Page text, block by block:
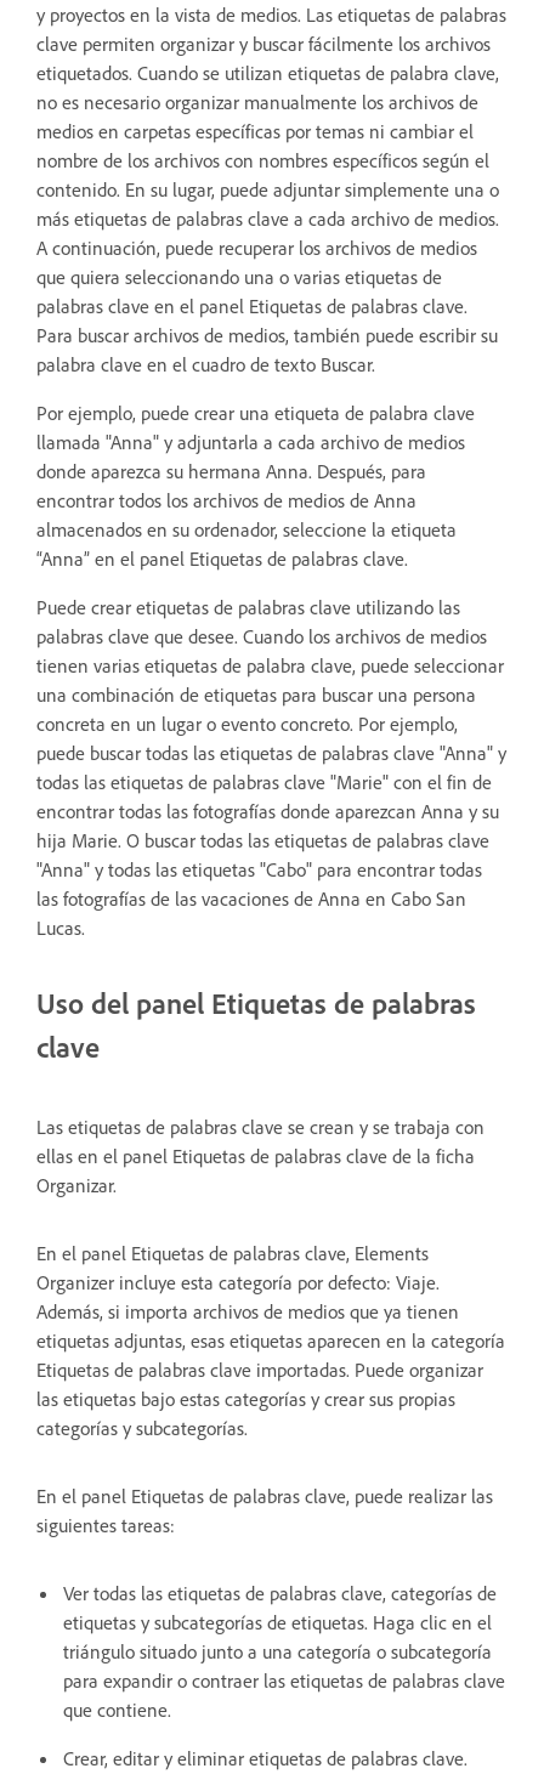
y proyectos en la vista de medios. Las etiquetas de palabras
clave permiten organizar y buscar fácilmente los archivos
etiquetados. Cuando se utilizan etiquetas de palabra clave,
no es necesario organizar manualmente los archivos de
medios en carpetas específicas por temas ni cambiar el
nombre de los archivos con nombres específicos según el
contenido. En su lugar, puede adjuntar simplemente una o
más etiquetas de palabras clave a cada archivo de medios.
A continuación, puede recuperar los archivos de medios
que quiera seleccionando una o varias etiquetas de
palabras clave en el panel Etiquetas de palabras clave.
Para buscar archivos de medios, también puede escribir su
palabra clave en el cuadro de texto Buscar.
Por ejemplo, puede crear una etiqueta de palabra clave
llamada "Anna" y adjuntarla a cada archivo de medios
donde aparezca su hermana Anna. Después, para
encontrar todos los archivos de medios de Anna
almacenados en su ordenador, seleccione la etiqueta
“Anna” en el panel Etiquetas de palabras clave.
Puede crear etiquetas de palabras clave utilizando las
palabras clave que desee. Cuando los archivos de medios
tienen varias etiquetas de palabra clave, puede seleccionar
una combinación de etiquetas para buscar una persona
concreta en un lugar o evento concreto. Por ejemplo,
puede buscar todas las etiquetas de palabras clave "Anna" y
todas las etiquetas de palabras clave "Marie" con el fin de
encontrar todas las fotografías donde aparezcan Anna y su
hija Marie. O buscar todas las etiquetas de palabras clave
"Anna" y todas las etiquetas "Cabo" para encontrar todas
las fotografías de las vacaciones de Anna en Cabo San
Lucas.
Uso del panel Etiquetas de palabras
clave
Las etiquetas de palabras clave se crean y se trabaja con
ellas en el panel Etiquetas de palabras clave de la ficha
Organizar.
En el panel Etiquetas de palabras clave, Elements
Organizer incluye esta categoría por defecto: Viaje.
Además, si importa archivos de medios que ya tienen
etiquetas adjuntas, esas etiquetas aparecen en la categoría
Etiquetas de palabras clave importadas. Puede organizar
las etiquetas bajo estas categorías y crear sus propias
categorías y subcategorías.
En el panel Etiquetas de palabras clave, puede realizar las
siguientes tareas:
Ver todas las etiquetas de palabras clave, categorías de
etiquetas y subcategorías de etiquetas. Haga clic en el
triángulo situado junto a una categoría o subcategoría
para expandir o contraer las etiquetas de palabras clave
que contiene.
Crear, editar y eliminar etiquetas de palabras clave.